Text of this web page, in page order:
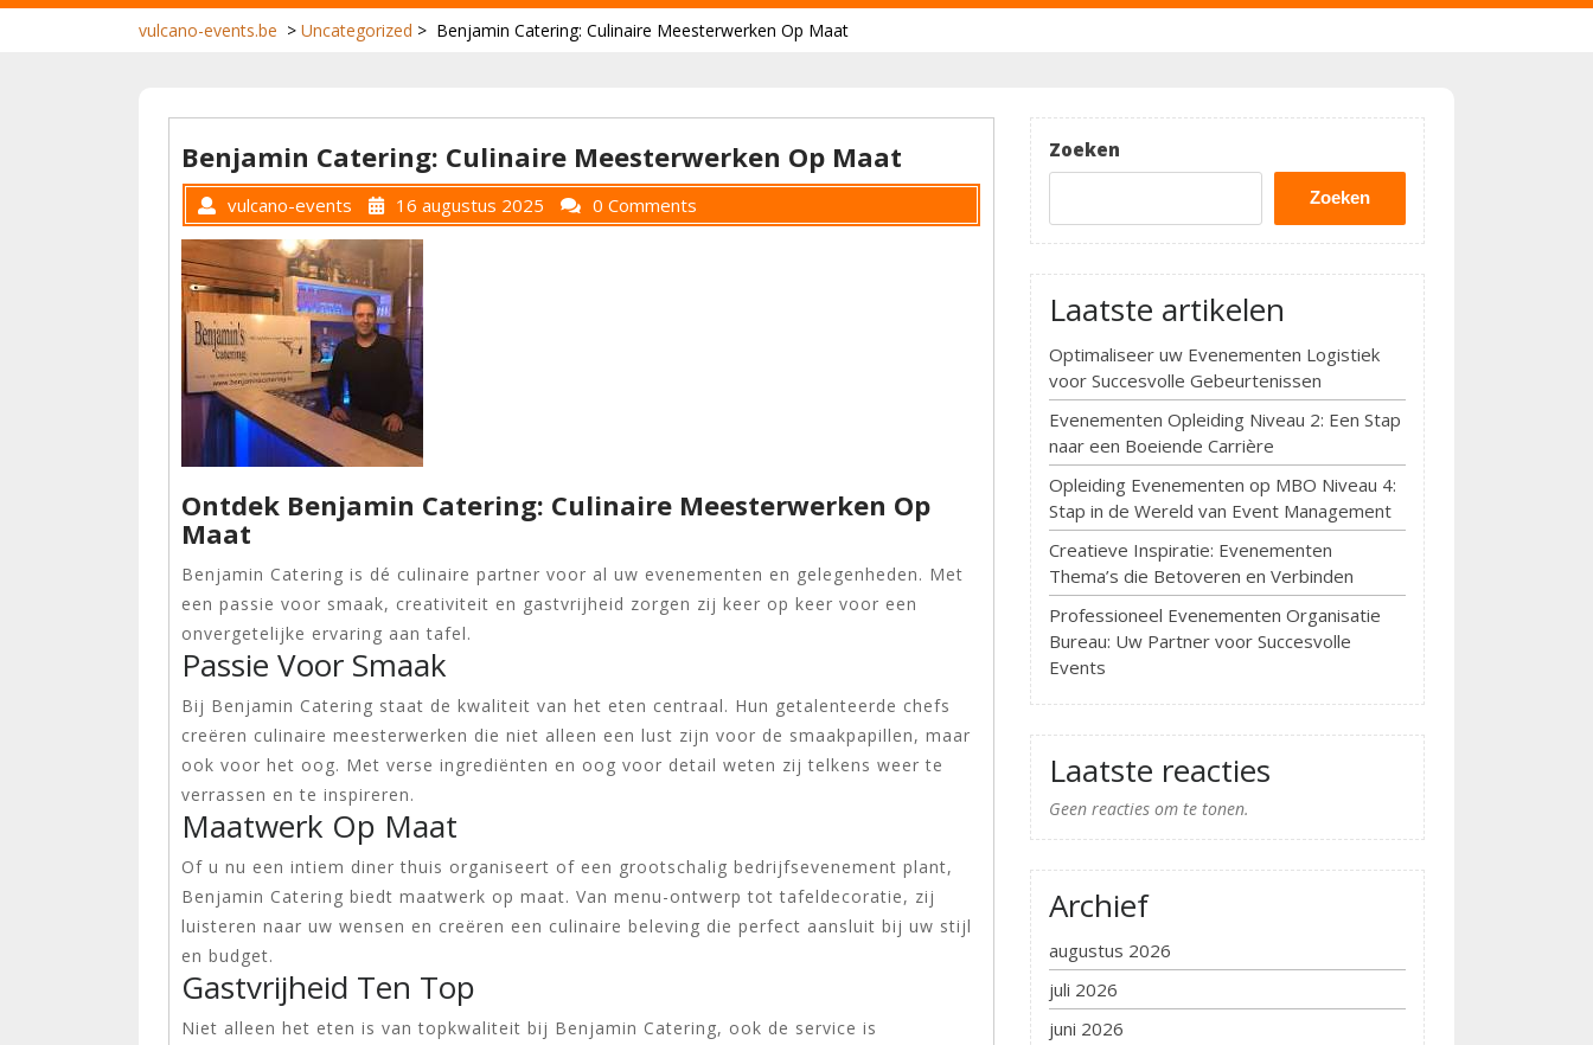
vulcano-events.be > Uncategorized > Benjamin Catering: Culinaire Meesterwerken Op Maat
Benjamin Catering: Culinaire Meesterwerken Op Maat
vulcano-events 16 augustus 2025 0 Comments
Ontdek Benjamin Catering: Culinaire Meesterwerken Op
Maat
Benjamin Catering is dé culinaire partner voor al uw evenementen en gelegenheden. Met
een passie voor smaak, creativiteit en gastvrijheid zorgen zij keer op keer voor een
onvergetelijke ervaring aan tafel.
Passie Voor Smaak
Bij Benjamin Catering staat de kwaliteit van het eten centraal. Hun getalenteerde chefs
creëren culinaire meesterwerken die niet alleen een lust zijn voor de smaakpapillen, maar
ook voor het oog. Met verse ingrediënten en oog voor detail weten zij telkens weer te
verrassen en te inspireren.
Maatwerk Op Maat
Of u nu een intiem diner thuis organiseert of een grootschalig bedrijfsevenement plant,
Benjamin Catering biedt maatwerk op maat. Van menu-ontwerp tot tafeldecoratie, zij
luisteren naar uw wensen en creëren een culinaire beleving die perfect aansluit bij uw stijl
en budget.
Gastvrijheid Ten Top
Niet alleen het eten is van topkwaliteit bij Benjamin Catering, ook de service is
Zoeken
Zoeken
Laatste artikelen
Optimaliseer uw Evenementen Logistiek
voor Succesvolle Gebeurtenissen
Evenementen Opleiding Niveau 2: Een Stap
naar een Boeiende Carrière
Opleiding Evenementen op MBO Niveau 4:
Stap in de Wereld van Event Management
Creatieve Inspiratie: Evenementen
Thema’s die Betoveren en Verbinden
Professioneel Evenementen Organisatie
Bureau: Uw Partner voor Succesvolle
Events
Laatste reacties
Geen reacties om te tonen.
Archief
augustus 2026
juli 2026
juni 2026